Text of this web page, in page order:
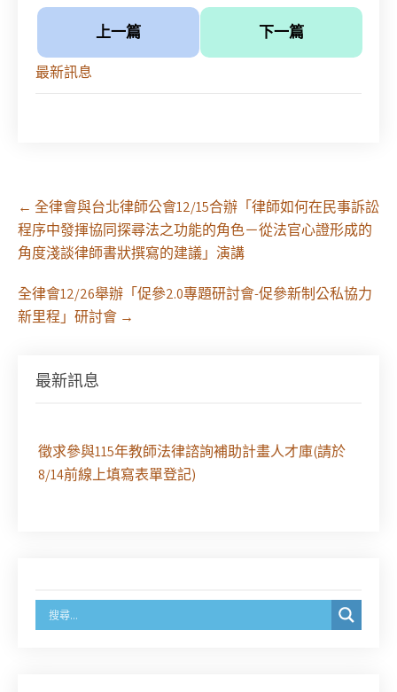
上一篇 下一篇
最新訊息
Post
navigation
← 全律會與台北律師公會12/15合辦「律師如何在民事訴訟
程序中發揮協同探尋法之功能的角色－從法官心證形成的
角度淺談律師書狀撰寫的建議」演講
全律會12/26舉辦「促參2.0專題研討會-促參新制公私協力
新里程」研討會 →
最新訊息
務發展－以自然資源使用權、諮商同意權及原住民
徵求參與115年教師法律諮詢補助計畫人才庫(請於
8/14前線上填寫表單登記)
簡章及報名表件【採通訊報名,115年9月11日止(以郵
戳為憑)】